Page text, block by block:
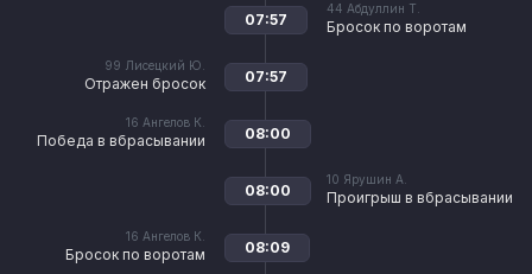
44 Абдуллин Т.
Бросок по воротам
07:57
99 Лисецкий Ю.
Отражен бросок 07:57
16 Ангелов К.
Победа в вбрасывании 08:00
10 Ярушин А.
Проигрыш в вбрасывании
08:00
16 Ангелов К.
Бросок по воротам 08:09